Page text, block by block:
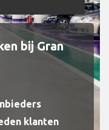
bij Gran
klanten